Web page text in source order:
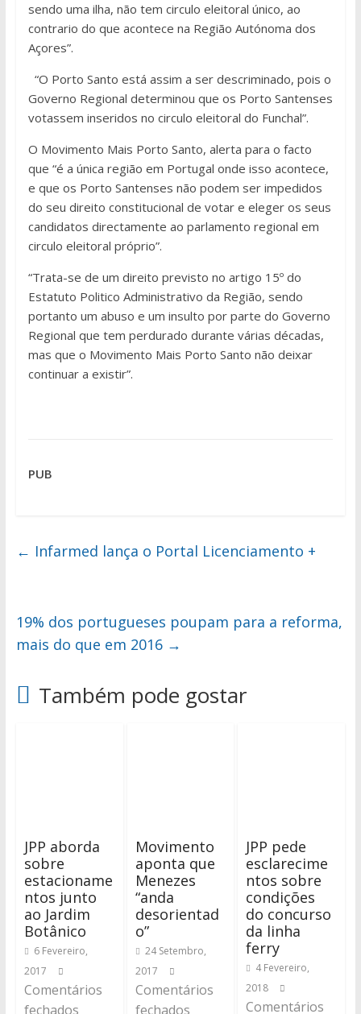
sendo uma ilha, não tem circulo eleitoral único, ao
contrario do que acontece na Região Autónoma dos
Açores”.
“O Porto Santo está assim a ser descriminado, pois o
Governo Regional determinou que os Porto Santenses
votassem inseridos no circulo eleitoral do Funchal”.
O Movimento Mais Porto Santo, alerta para o facto
que “é a única região em Portugal onde isso acontece,
e que os Porto Santenses não podem ser impedidos
do seu direito constitucional de votar e eleger os seus
candidatos directamente ao parlamento regional em
circulo eleitoral próprio”.
“Trata-se de um direito previsto no artigo 15º do
Estatuto Politico Administrativo da Região, sendo
portanto um abuso e um insulto por parte do Governo
Regional que tem perdurado durante várias décadas,
mas que o Movimento Mais Porto Santo não deixar
continuar a existir”.
PUB
← Infarmed lança o Portal Licenciamento +
19% dos portugueses poupam para a reforma,
mais do que em 2016 →
Também pode gostar
JPP aborda
sobre
estacioname
ntos junto
ao Jardim
Botânico
6 Fevereiro,
2017
Comentários
fechados
Movimento
aponta que
Menezes
“anda
desorientad
o”
24 Setembro,
2017
Comentários
fechados
JPP pede
esclarecime
ntos sobre
condições
do concurso
da linha
ferry
4 Fevereiro,
2018
Comentários